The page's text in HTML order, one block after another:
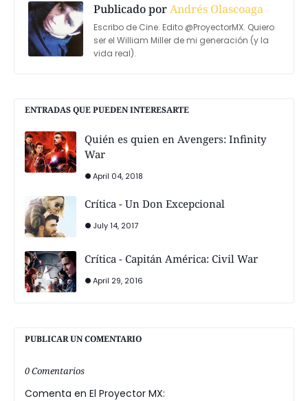
Publicado porAndrés Olascoaga
Escribo de Cine. Edito @ProyectorMX. Quiero
ser el William Miller de mi generación (y la
vida real).
ENTRADAS QUE PUEDEN INTERESARTE
Quién es quien en Avengers: Infinity
War
April 04, 2018
Crítica - Un Don Excepcional
July 14, 2017
Crítica - Capitán América: Civil War
April 29, 2016
PUBLICAR UN COMENTARIO
0 Comentarios
Comenta en El Proyector MX: